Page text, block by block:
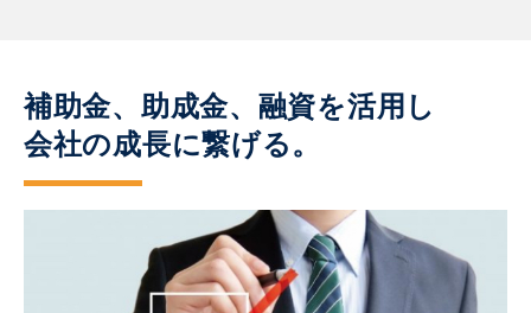
補助金、助成金、融資を活用し
会社の成長に繋げる。